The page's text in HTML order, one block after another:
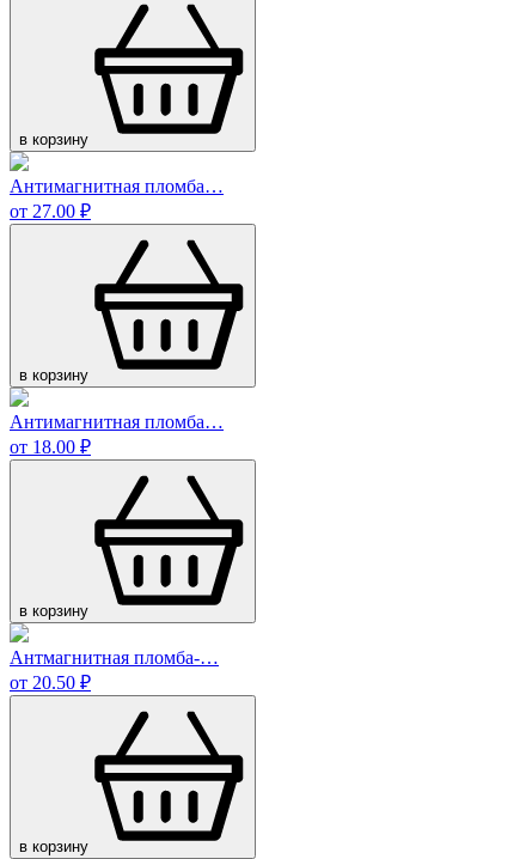
в корзину
Антимагнитная пломба…
от 27.00 ₽
в корзину
Антимагнитная пломба…
от 18.00 ₽
в корзину
Антмагнитная пломба-…
от 20.50 ₽
в корзину